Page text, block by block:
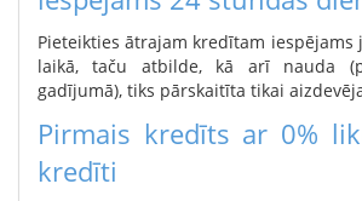
Pieteikties ātrajam kredītam iespējams
laikā, taču atbilde, kā arī nauda
gadījumā), tiks pārskaitīta tikai
Pirmais kredīts ar 0%
kredīti